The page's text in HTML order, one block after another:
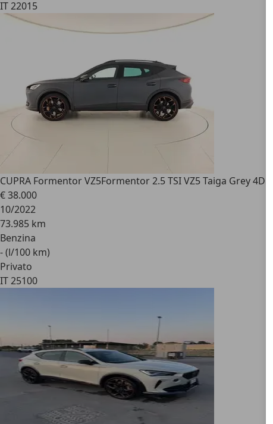
IT 22015
CUPRA Formentor VZ5Formentor 2.5 TSI VZ5 Taiga Grey
€ 38.000
10/2022
73.985 km
Benzina
- (l/100 km)
Privato
IT 25100